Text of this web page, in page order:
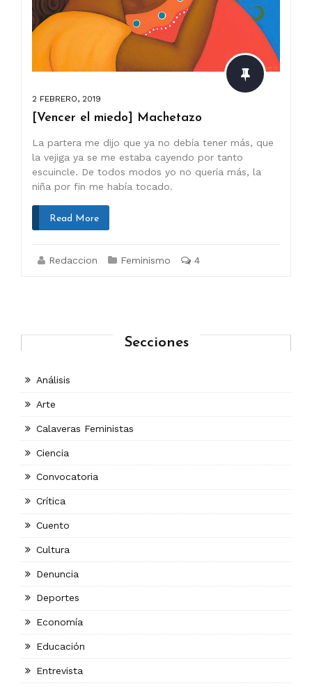
2 FEBRERO, 2019
[Vencer el miedo] Machetazo
La partera me dijo que ya no debía tener más, que
la vejiga ya se me estaba cayendo por tanto
escuincle. De todos modos yo no quería más, la
niña por fin me había tocado.
Read More
Redaccion Feminismo 4
Secciones
Análisis
Arte
Calaveras Feministas
Ciencia
Convocatoria
Crítica
Cuento
Cultura
Denuncia
Deportes
Economía
Educación
Entrevista